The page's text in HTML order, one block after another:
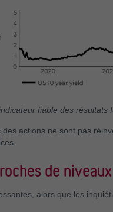
fiable des résultats
actions ne sont pas
.
de
alors que les